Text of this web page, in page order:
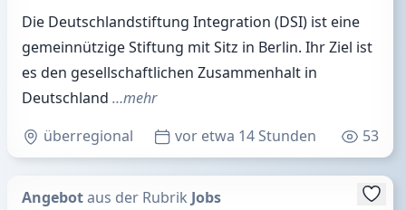
Die Deutschlandstiftung Integration (DSI) ist eine
gemeinnützige Stiftung mit Sitz in Berlin. Ihr Ziel ist
es den gesellschaftlichen Zusammenhalt in
Deutschland …mehr
überregional
vor etwa 14 Stunden 53
Angebotaus der Rubrik Jobs